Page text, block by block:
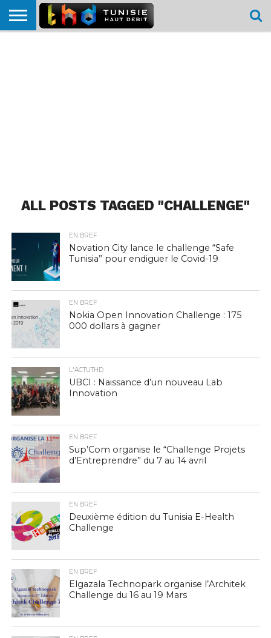
ALL POSTS TAGGED "CHALLENGE"
EN BREF
Novation City lance le challenge “Safe
Tunisia” pour endiguer le Covid-19
EN BREF
Nokia Open Innovation Challenge : 175
000 dollars à gagner
L'ACTUTHD
UBCI : Naissance d’un nouveau Lab
Innovation
EN BREF
Sup’Com organise le “Challenge Projets
d’Entreprendre” du 7 au 14 avril
EN BREF
Deuxième édition du Tunisia E-Health
Challenge
EN BREF
Elgazala Technopark organise l’Architek
Challenge du 16 au 19 Mars